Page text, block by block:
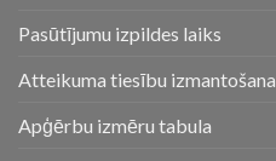
Pasūtījumu izpildes laiks
Atteikuma tiesību izmantošana
Apģērbu izmēru tabula